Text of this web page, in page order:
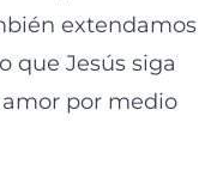
extendamos
que Jesús siga
por medio